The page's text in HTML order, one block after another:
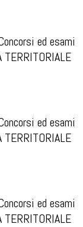
ed esami
TERRITORIALE
ed esami
TERRITORIALE
ed esami
TERRITORIALE